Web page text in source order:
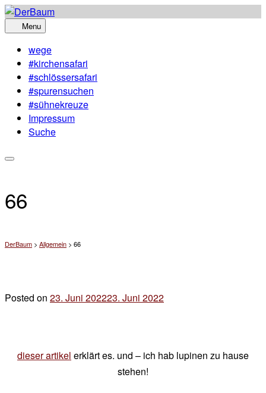
Skip
to
Menu
wege
#kirchensafari
#schlössersafari
#spurensuchen
#sühnekreuze
Impressum
Suche
66
DerBaum > Allgemein > 66
Posted on 23. Juni 202223. Juni 2022
dieser artikel erklärt es. und – ich hab lupinen zu hause
stehen!